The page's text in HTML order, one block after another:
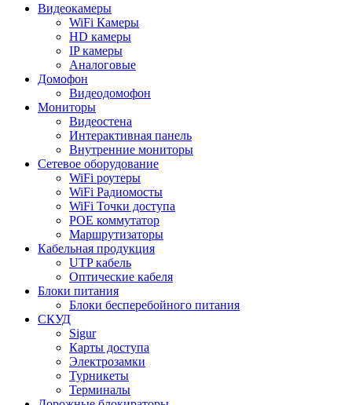
Видеокамеры
WiFi Камеры
HD камеры
IP камеры
Аналоговые
Домофон
Видеодомофон
Мониторы
Видеостена
Интерактивная панель
Внутренние мониторы
Сетевое оборудование
WiFi роутеры
WiFi Радиомосты
WiFi Точки доступа
POE коммутатор
Маршрутизаторы
Кабельная продукция
UTP кабель
Оптические кабеля
Блоки питания
Блоки бесперебойного питания
СКУД
Sigur
Карты доступа
Электрозамки
Турникеты
Терминалы